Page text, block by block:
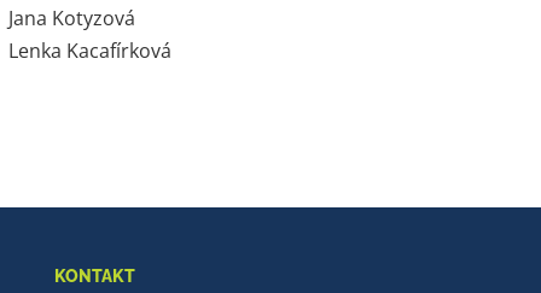
Jana Kotyzová
Lenka Kacafírková
KONTAKT